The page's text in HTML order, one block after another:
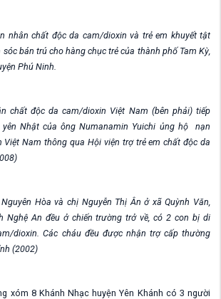
nhân chất độc da cam/dioxin và trẻ em khuyết tật
bán trú cho hàng chục trẻ của thành phố Tam Kỳ,
Phú Ninh.
chất độc da cam/dioxin Việt Nam (bên phải) tiếp
Nhật của ông Numanamin Yuichi ủng hộ nạn
Việt Nam thông qua Hội viện trợ trẻ em chất độc da
Hòa và chị Nguyễn Thị Ân ở xã Quỳnh Văn,
Nghệ An đều ở chiến trường trở về, có 2 con bị di
dioxin. Các cháu đều được nhận trợ cấp thường
(2002)
xóm 8 Khánh Nhạc huyện Yên Khánh có 3 người